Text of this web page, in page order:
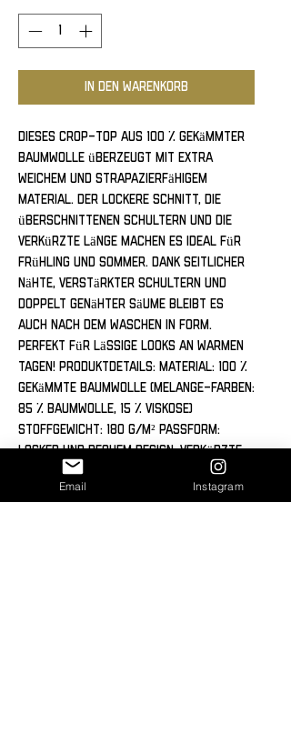
In den Warenkorb
Dieses Crop-Top aus 100 % gekämmter
Baumwolle überzeugt mit extra
weichem und strapazierfähigem
Material. Der lockere Schnitt, die
überschnittenen Schultern und die
verkürzte Länge machen es ideal für
Frühling und Sommer. Dank seitlicher
Nähte, verstärkter Schultern und
doppelt genähter Säume bleibt es
auch nach dem Waschen in Form.
Perfekt für lässige Looks an warmen
Tagen! Produktdetails: Material: 100 %
gekämmte Baumwolle (Melange-Farben:
85 % Baumwolle, 15 % Viskose)
Stoffgewicht: 180 g/m² Passform:
Locker und bequem Design: Verkürzte
Länge, gerippter Rundhalsausschnitt,
überschnittene Schultern
Email Instagram